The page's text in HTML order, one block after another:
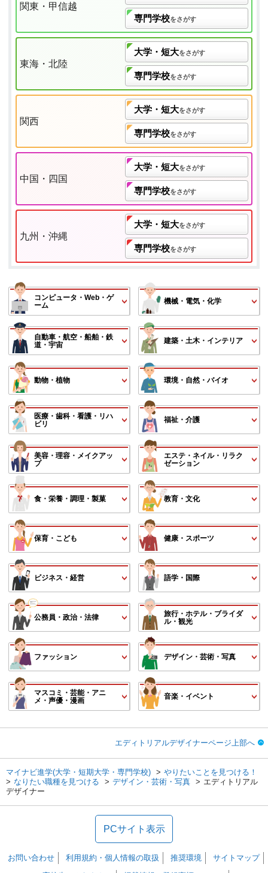
関東・甲信越
専門学校をさがす
東海・北陸
大学・短大をさがす
専門学校をさがす
関西
大学・短大をさがす
専門学校をさがす
中国・四国
大学・短大をさがす
専門学校をさがす
九州・沖縄
大学・短大をさがす
専門学校をさがす
コンピュータ・Web・ゲ
ーム
機械・電気・化学
自動車・航空・船舶・鉄
道・宇宙
建築・土木・インテリア
動物・植物 環境・自然・バイオ
医療・歯科・看護・リハ
ビリ
福祉・介護
美容・理容・メイクアッ
プ
エステ・ネイル・リラク
ゼーション
食・栄養・調理・製菓 教育・文化
保育・こども 健康・スポーツ
ビジネス・経営 語学・国際
公務員・政治・法律
旅行・ホテル・ブライダ
ル・観光
ファッション デザイン・芸術・写真
マスコミ・芸能・アニ
メ・声優・漫画
音楽・イベント
エディトリアルデザイナーページ上部へ
マイナビ進学(大学・短期大学・専門学校)
やりたいことを見つける！
なりたい職種を見つける
デザイン・芸術・写真
エディトリアル
デザイナー
PCサイト表示
お問い合わせ 利用規約・個人情報の取扱 推奨環境
サイトマップ